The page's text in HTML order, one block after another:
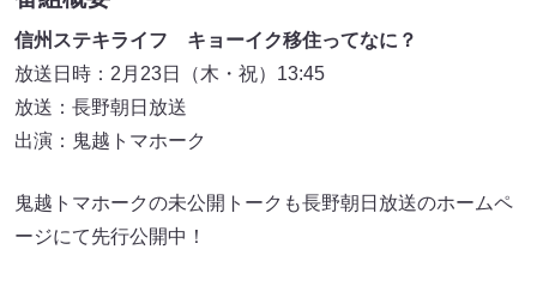
信州ステキライフ キョーイク移住ってなに？
放送日時：2月23日（木・祝）13:45
放送：長野朝日放送
出演：鬼越トマホーク
鬼越トマホークの未公開トークも長野朝日放送のホームペ
ージにて先行公開中！